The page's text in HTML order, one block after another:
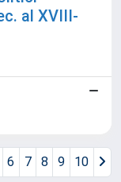
al XVIII-
6 7 8 9 10